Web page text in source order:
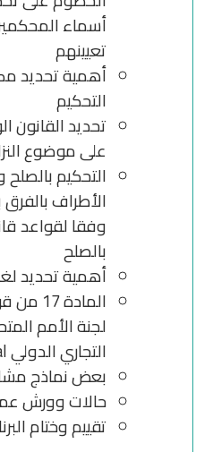
أسماء
تعيينهم
أهمية تحديد
التحكيم
تحديد القانون
على موضوع
التحكيم بالصلح
الأطراف
وفقا لقواعد
بالصلح
أهمية تحديد
المادة
لجنة الأمم
التجاري الدولي Uncitral
بعض نماذج
حالات وورش
تقييم وختام